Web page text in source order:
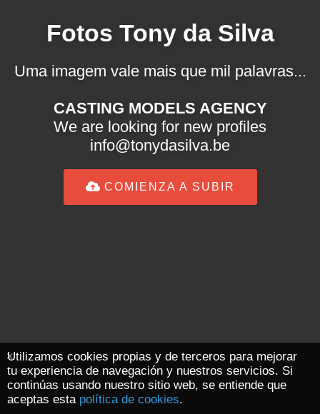
Fotos Tony da Silva
Uma imagem vale mais que mil palavras...
CASTING MODELS AGENCY
We are looking for new profiles
info@tonydasilva.be
COMIENZA A SUBIR
Utilizamos cookies propias y de terceros para mejorar
tu experiencia de navegación y nuestros servicios. Si
continúas usando nuestro sitio web, se entiende que
aceptas esta política de cookies.